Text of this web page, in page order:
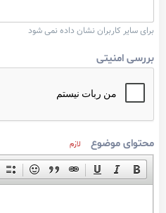
برای سایر کاربران نشان داده نمی شود
بررسی امنیتی
محتوای موضوع لازم